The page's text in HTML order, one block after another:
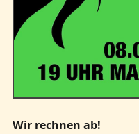
Wir rechnen ab!